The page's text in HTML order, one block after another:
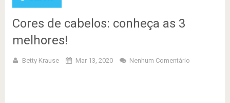
Cores de cabelos: conheça as 3
melhores!
Betty Krause Mar 13, 2020 Nenhum Comentário